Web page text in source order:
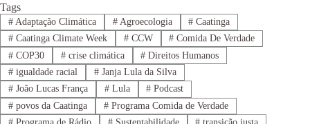
Tags
#Adaptação Climática #Agroecologia # Caatinga
#Caatinga Climate Week #CCW # Comida De Verdade
#COP30 #crise climática # Direitos Humanos
#igualdade racial #Janja Lula da Silva
#João Lucas França #Lula # Podcast
#povos da Caatinga #Programa Comida de Verdade